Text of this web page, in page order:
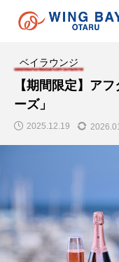
ベイラウンジ
【期間限定】ア
ーズ」
2025.12.19